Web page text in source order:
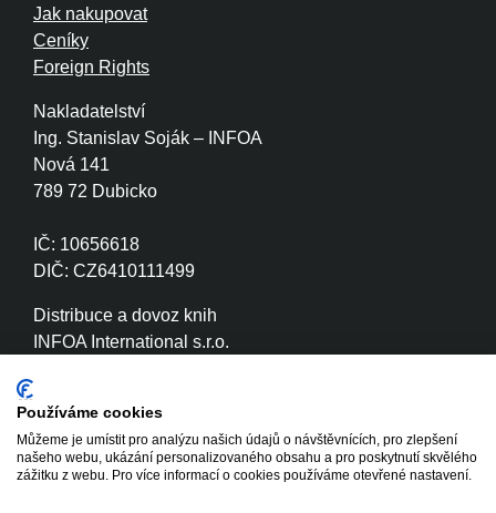
Nakladatelství
Ing. Stanislav Soják – INFOA
Nová 141
789 72 Dubicko
IČ: 10656618
DIČ: CZ6410111499
Distribuce a dovoz knih
INFOA International s.r.o.
IČ: 26870886
DIČ: CZ26870886
Jak nakupovat
Ceníky
Foreign Rights
Používáme cookies
Můžeme je umístit pro analýzu našich údajů o návštěvnících, pro zlepšení
našeho webu, ukázání personalizovaného obsahu a pro poskytnutí skvělého
zážitku z webu. Pro více informací o cookies používáme otevřené nastavení.